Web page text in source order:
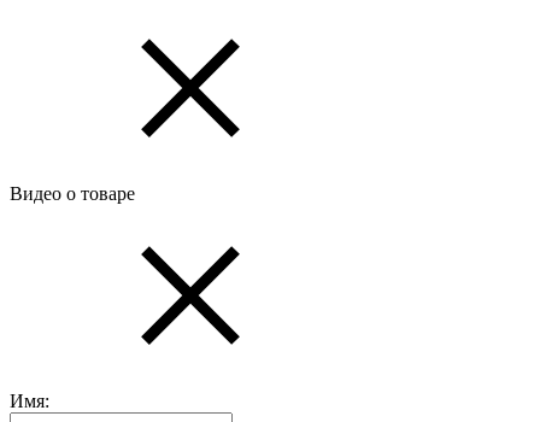
Видео о товаре
Имя: